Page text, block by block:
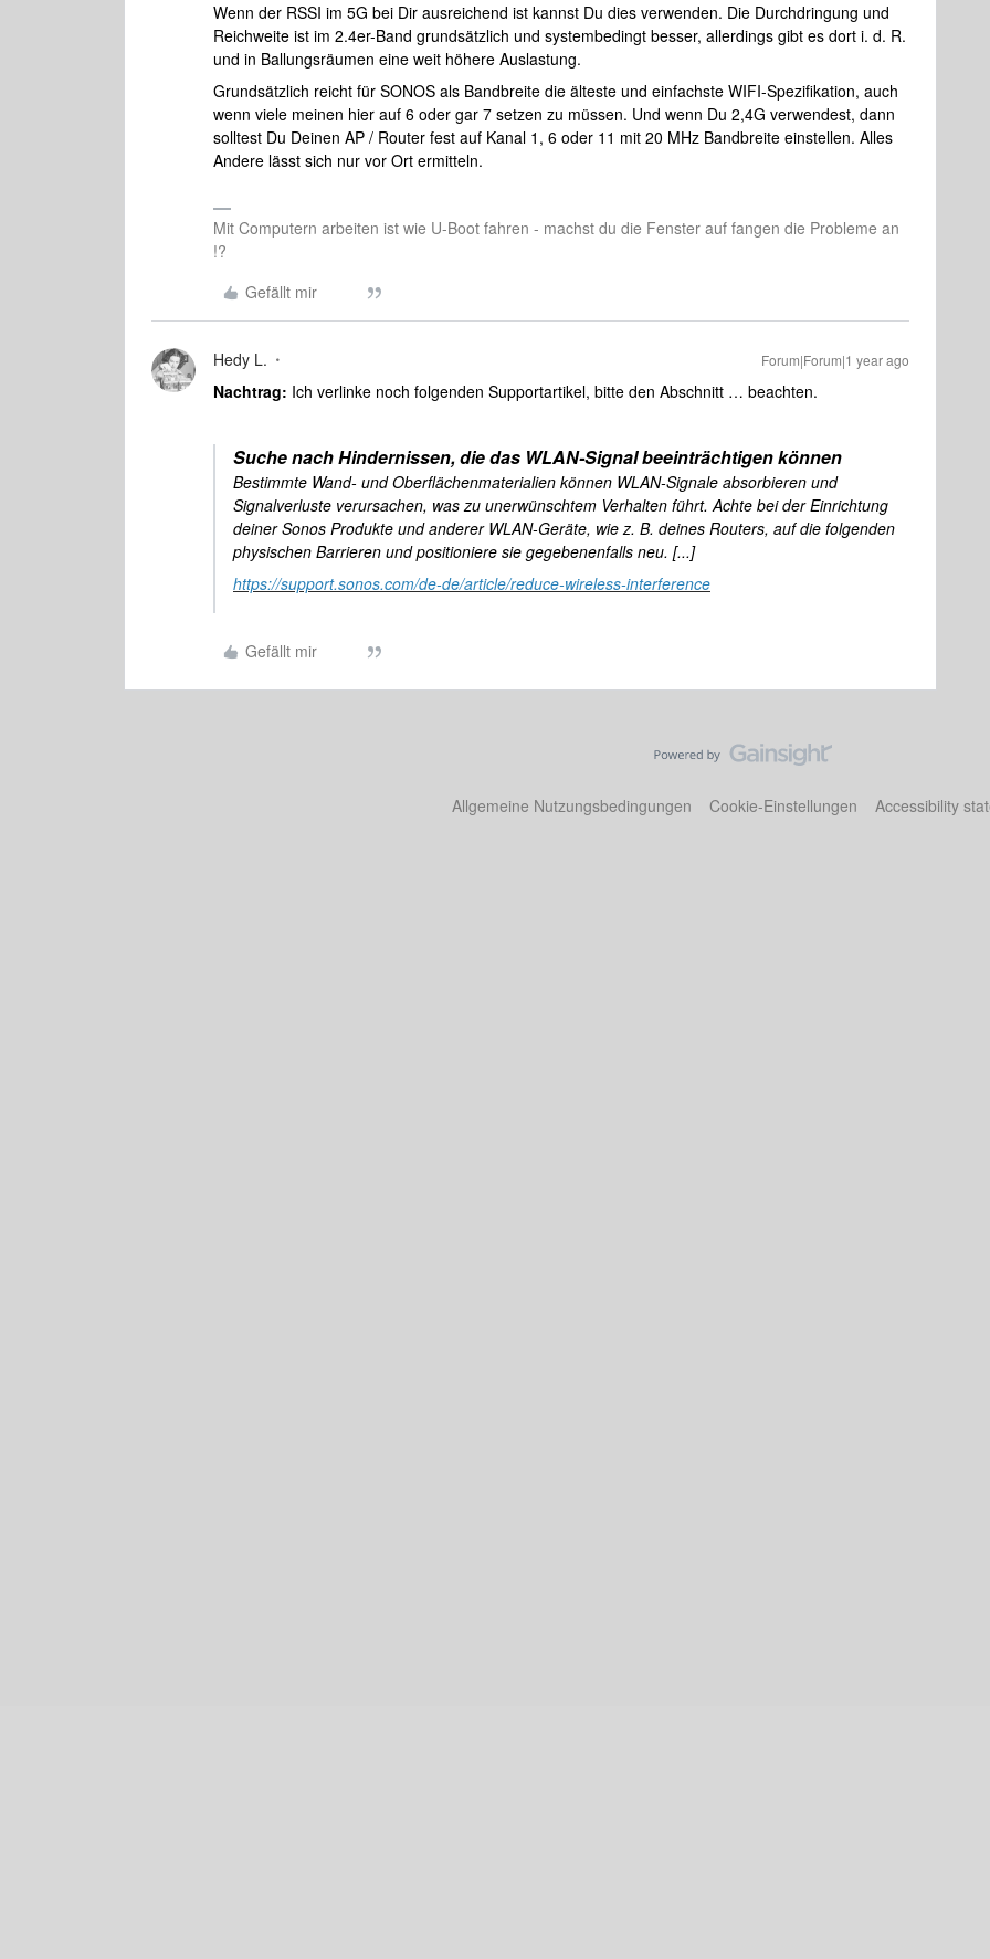
Wenn der RSSI im 5G bei Dir ausreichend ist kannst Du dies verwenden. Die Durchdringung und
Reichweite ist im 2.4er-Band grundsätzlich und systembedingt besser, allerdings gibt es dort i. d. R.
und in Ballungsräumen eine weit höhere Auslastung.
Grundsätzlich reicht für SONOS als Bandbreite die älteste und einfachste WIFI-Spezifikation, auch
wenn viele meinen hier auf 6 oder gar 7 setzen zu müssen. Und wenn Du 2,4G verwendest, dann
solltest Du Deinen AP / Router fest auf Kanal 1, 6 oder 11 mit 20 MHz Bandbreite einstellen. Alles
Andere lässt sich nur vor Ort ermitteln.
Mit Computern arbeiten ist wie U-Boot fahren - machst du die Fenster auf fangen die Probleme an
!?
Gefällt mir
Hedy L. Forum|Forum|1 year ago
Nachtrag: Ich verlinke noch folgenden Supportartikel, bitte den Abschnitt … beachten.
Suche nach Hindernissen, die das WLAN-Signal beeinträchtigen können
Bestimmte Wand- und Oberflächenmaterialien können WLAN-Signale absorbieren und
Signalverluste verursachen, was zu unerwünschtem Verhalten führt. Achte bei der Einrichtung
deiner Sonos Produkte und anderer WLAN-Geräte, wie z. B. deines Routers, auf die folgenden
physischen Barrieren und positioniere sie gegebenenfalls neu. [...]
https://support.sonos.com/de-de/article/reduce-wireless-interference
Gefällt mir
Allgemeine Nutzungsbedingungen Cookie-Einstellungen Accessibility